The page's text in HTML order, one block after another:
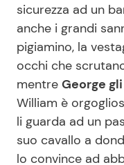
sicurezza ad un
anche i grandi
pigiamino, la
occhi che
mentre George
William è
li guarda ad un
suo cavallo a
lo convince ad